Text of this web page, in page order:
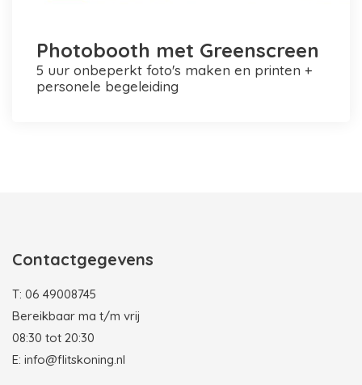
Photobooth met Greenscreen
5 uur onbeperkt foto's maken en printen +
personele begeleiding
Contactgegevens
T: 06 49008745
Bereikbaar ma t/m vrij
08:30 tot 20:30
E: info@flitskoning.nl